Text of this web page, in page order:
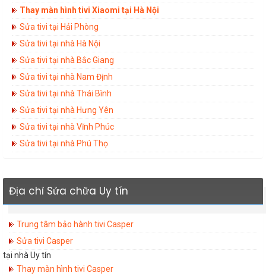
Thay màn hình tivi Xiaomi tại Hà Nội
Sửa tivi tại Hải Phòng
Sửa tivi tại nhà Hà Nội
Sửa tivi tại nhà Bắc Giang
Sửa tivi tại nhà Nam Định
Sửa tivi tại nhà Thái Bình
Sửa tivi tại nhà Hưng Yên
Sửa tivi tại nhà Vĩnh Phúc
Sửa tivi tại nhà Phú Thọ
Địa chỉ Sửa chữa Uy tín
Trung tâm bảo hành tivi Casper
Sửa tivi Casper
tại nhà Uy tín
Thay màn hình tivi Casper